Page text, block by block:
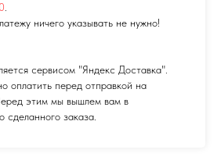
ничего указывать не нужно!
сервисом "Яндекс Доставка".
оплатить перед отправкой на
этим мы вышлем вам в
сделанного заказа.